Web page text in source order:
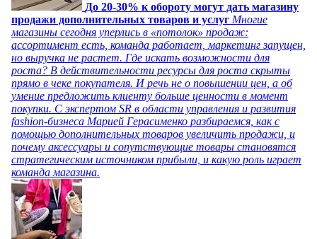
До 20-30% к обороту могут дать магазину
продажи дополнительных товаров и услуг Многие
магазины сегодня уперлись в «потолок» продаж:
ассортимент есть, команда работает, маркетинг запущен,
но выручка не растет. Где искать возможности для
роста? В действительности ресурсы для роста скрыты
прямо в чеке покупателя. И речь не о повышении цен, а об
умение предложить клиенту больше ценности в момент
покупки. С экспертом SR в области управления и развития
fashion-бизнеса Марией Герасименко разбираемся, как с
помощью дополнительных товаров увеличить продажи, и
почему аксессуары и сопутствующие товары становятся
стратегическим источником прибыли, и какую роль играет
команда магазина.